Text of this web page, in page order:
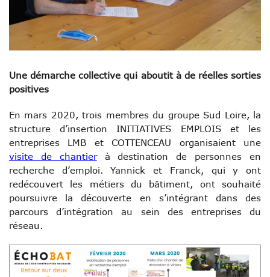
Une démarche collective qui aboutit à de réelles sorties
positives
En mars 2020, trois membres du groupe Sud Loire, la
structure d’insertion INITIATIVES EMPLOIS et les
entreprises LMB et COTTENCEAU organisaient une
visite de chantierà destination de personnes en
recherche d’emploi. Yannick et Franck, qui y ont
redécouvert les métiers du bâtiment, ont souhaité
poursuivre la découverte en s’intégrant dans des
parcours d’intégration au sein des entreprises du
réseau.